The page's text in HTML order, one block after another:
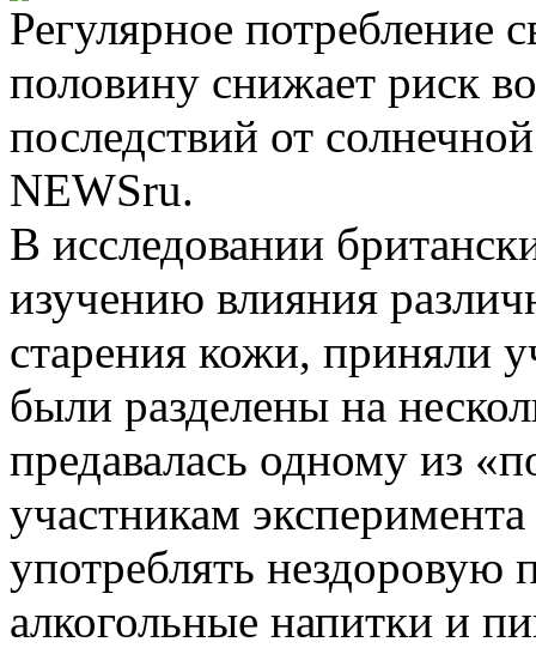
Регулярное потребление
половину снижает риск
последствий от
NEWSru.
В исследовании
изучению влияния
старения кожи, приняли
были разделены на
предавалась одному из
участникам
употреблять нездоровую
алкогольные напитки и